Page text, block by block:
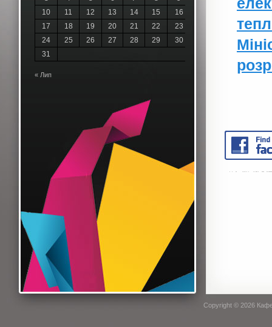
10
11 12 13 14 15
16
17
18 19 20 21 22
23
24
25 26 27 28 29
30
31
« Лип
Copyright © 2026